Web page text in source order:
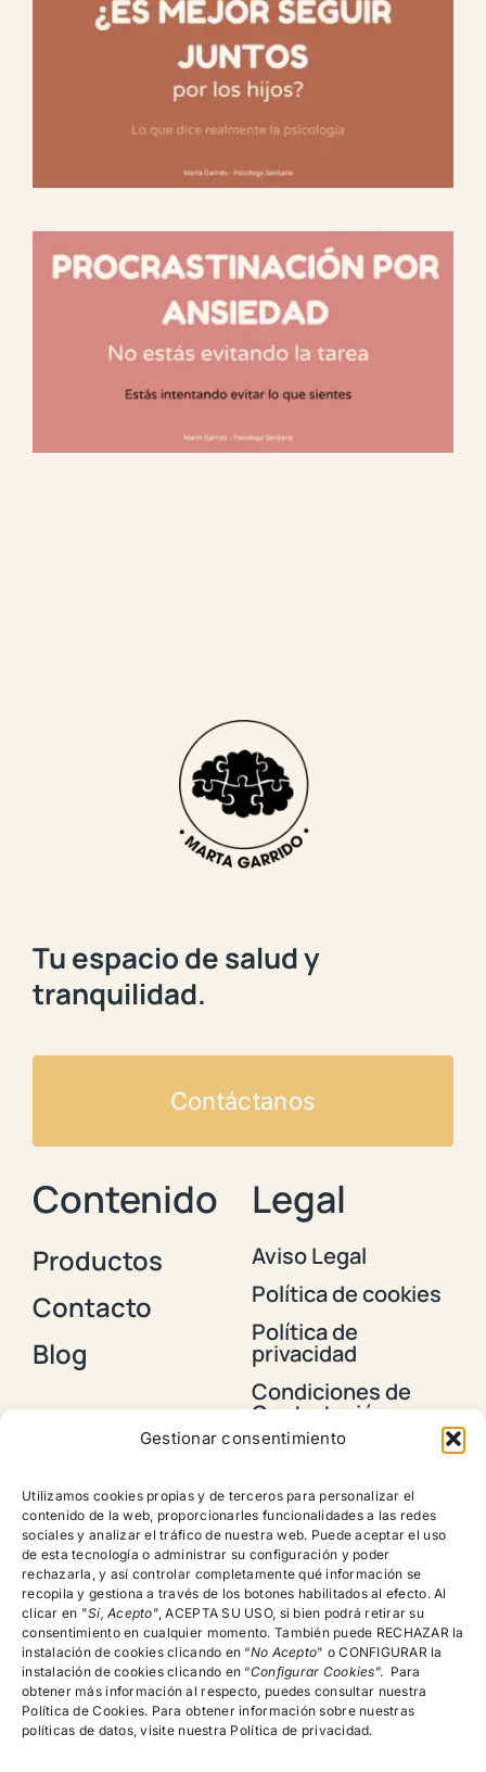
Gestionar consentimiento
Utilizamos cookies propias y de terceros para personalizar el
contenido de la web, proporcionarles funcionalidades a las redes
sociales y analizar el tráfico de nuestra web. Puede aceptar el uso
de esta tecnología o administrar su configuración y poder
rechazarla, y así controlar completamente qué información se
recopila y gestiona a través de los botones habilitados al efecto. Al
clicar en "Sí, Acepto", ACEPTA SU USO, si bien podrá retirar su
consentimiento en cualquier momento. También puede RECHAZAR la
instalación de cookies clicando en “No Acepto" o CONFIGURAR la
instalación de cookies clicando en “Configurar Cookies”. Para
obtener más información al respecto, puedes consultar nuestra
Política de Cookies. Para obtener información sobre nuestras
políticas de datos, visite nuestra Política de privacidad.
Tu espacio de salud y
tranquilidad.
Contáctanos
Contenido
Productos
Contacto
Blog
Legal
Aviso Legal
Política de cookies
Política de
privacidad
Condiciones de
Contratación y
Envios
devoluciones,
reembolsos y
cancelación de
pedidos
Encuéntranos!
615.996.522
C/Rector Lucena, Nº 15-19, 4º A, Salamanca